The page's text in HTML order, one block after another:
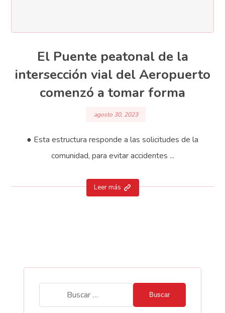
El Puente peatonal de la
intersección vial del Aeropuerto
comenzó a tomar forma
agosto 30, 2023
● Esta estructura responde a las solicitudes de la
comunidad, para evitar accidentes ...
Leer más
Buscar